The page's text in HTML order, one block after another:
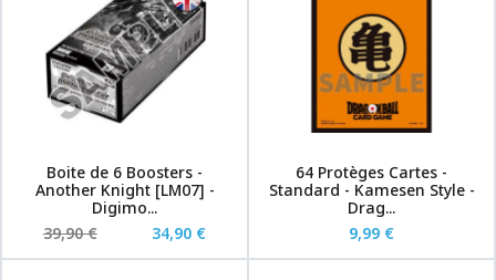
Boite de 6 Boosters -
Another Knight [LM07] -
Digimo...
39,90 €
34,90 €
64 Protèges Cartes -
Standard - Kamesen Style -
Drag...
9,99 €